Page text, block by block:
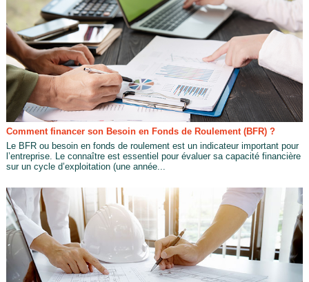
Comment financer son Besoin en Fonds de Roulement (BFR) ?
Le BFR ou besoin en fonds de roulement est un indicateur important pour
l’entreprise. Le connaître est essentiel pour évaluer sa capacité financière
sur un cycle d’exploitation (une année...